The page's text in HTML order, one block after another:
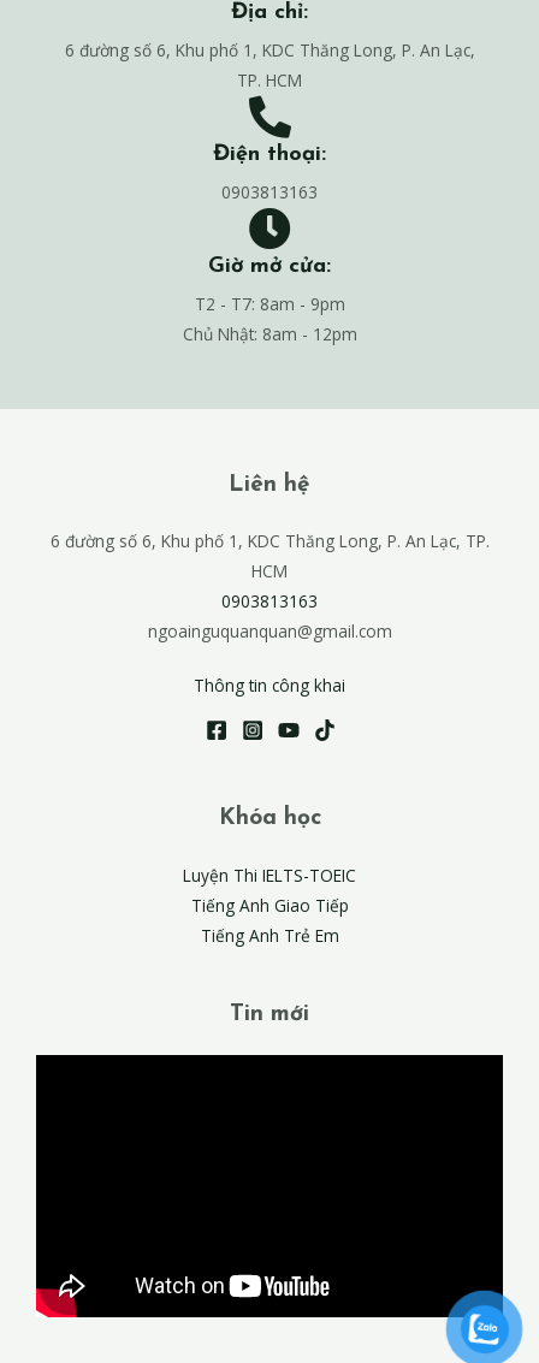
Địa chỉ:
6 đường số 6, Khu phố 1, KDC Thăng Long, P. An Lạc,
TP. HCM
Điện thoại:
0903813163
Giờ mở cửa:
T2 - T7: 8am - 9pm
Chủ Nhật: 8am - 12pm
Liên hệ
6 đường số 6, Khu phố 1, KDC Thăng Long, P. An Lạc, TP.
HCM
0903813163
ngoainguquanquan@gmail.com
Thông tin công khai
Khóa học
Luyện Thi IELTS-TOEIC
Tiếng Anh Giao Tiếp
Tiếng Anh Trẻ Em
Tin mới